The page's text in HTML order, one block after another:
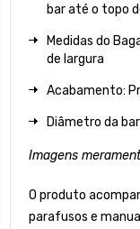
bar até o topo
Medidas do
de largura
Acabamento:
Diâmetro da
Imagens
O produto
parafusos e